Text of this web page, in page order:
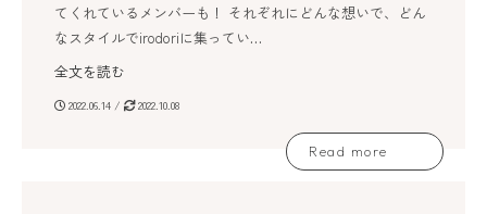
てくれているメンバーも！ それぞれにどんな想いで、どん
なスタイルでirodoriに集ってい…
全文を読む
2022.06.14 / 2022.10.08
Read more